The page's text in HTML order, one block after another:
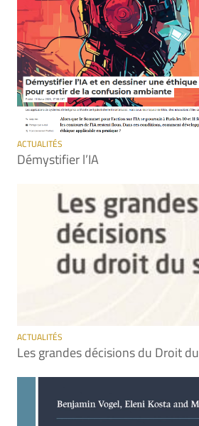
ACTUALITÉS
Démystifier l’IA
ACTUALITÉS
Les grandes décisions du Droit